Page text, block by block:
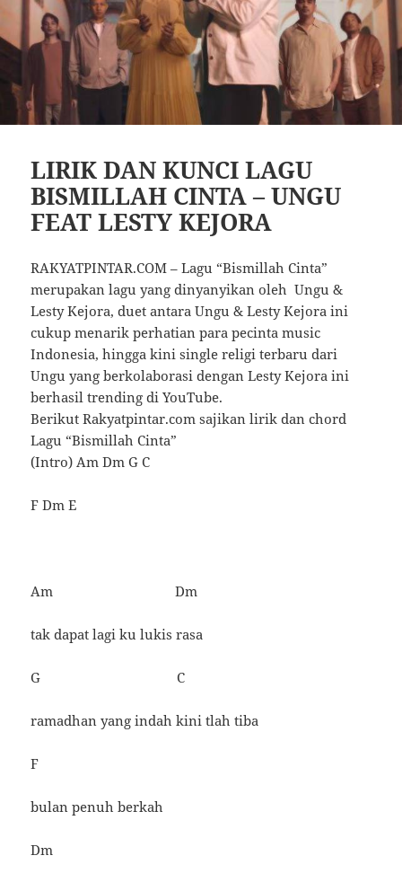
LIRIK DAN KUNCI LAGU
BISMILLAH CINTA – UNGU
FEAT LESTY KEJORA
RAKYATPINTAR.COM – Lagu “Bismillah Cinta”
merupakan lagu yang dinyanyikan oleh Ungu &
Lesty Kejora, duet antara Ungu & Lesty Kejora ini
cukup menarik perhatian para pecinta music
Indonesia, hingga kini single religi terbaru dari
Ungu yang berkolaborasi dengan Lesty Kejora ini
berhasil trending di YouTube.
Berikut Rakyatpintar.com sajikan lirik dan chord
Lagu “Bismillah Cinta”
(Intro) Am Dm G C
F Dm E
Am Dm
tak dapat lagi ku lukis rasa
G C
ramadhan yang indah kini tlah tiba
F
bulan penuh berkah
Dm